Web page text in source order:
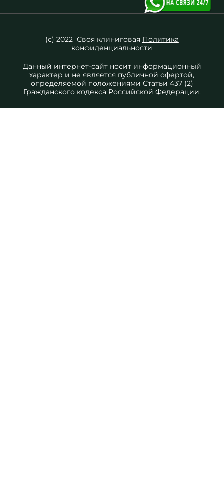
(c) 2022 Своя клиниговая Политика
конфиденциальности
Данный интернет-сайт носит информационный
характер и не является публичной офертой,
определяемой положениями Статьи 437 (2)
Гражданского кодекса Российской Федерации.